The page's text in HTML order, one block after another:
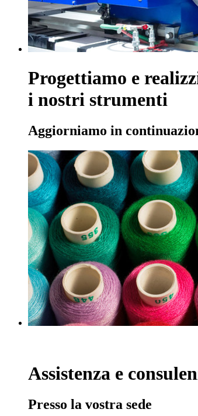
Progettiamo e
i nostri strumenti
Aggiorniamo in
Assistenza e
Presso la vostra sede